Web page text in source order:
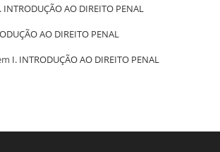
INTRODUÇÃO AO DIREITO PENAL
AO DIREITO PENAL
I. INTRODUÇÃO AO DIREITO PENAL